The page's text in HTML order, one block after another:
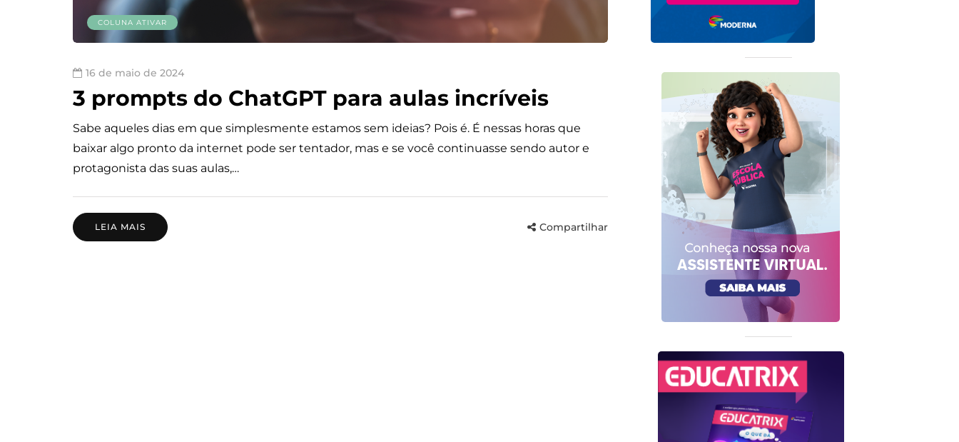
COLUNA ATIVAR
16 de maio de 2024
3 prompts do ChatGPT para aulas incríveis
Sabe aqueles dias em que simplesmente estamos sem ideias? Pois é. É nessas horas que
baixar algo pronto da internet pode ser tentador, mas e se você continuasse sendo autor e
protagonista das suas aulas,…
LEIA MAIS Compartilhar